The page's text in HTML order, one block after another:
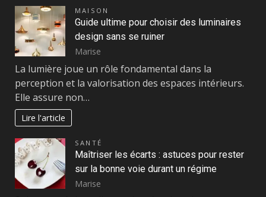
MAISON
Guide ultime pour choisir des luminaires
design sans se ruiner
Marise
La lumière joue un rôle fondamental dans la
perception et la valorisation des espaces intérieurs.
Elle assure non…
Lire l'article
SANTÉ
Maîtriser les écarts : astuces pour rester
sur la bonne voie durant un régime
Marise